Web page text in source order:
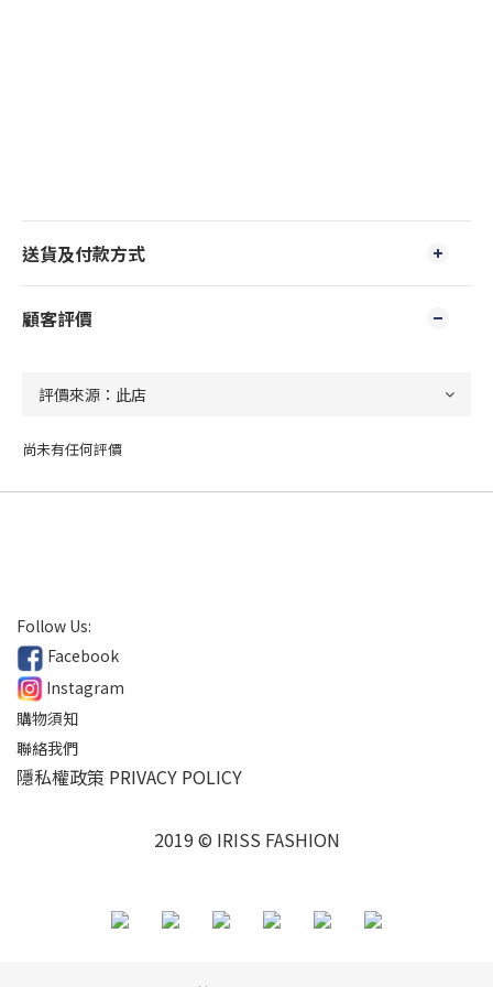
送貨及付款方式
顧客評價
尚未有任何評價
Follow Us:
Facebook
Instagram
購物須知
聯絡我們
隱私權政策 PRIVACY POLICY
2019 © IRISS FASHION